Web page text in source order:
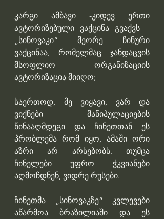
კარგი ამბავი -კიდევ ერთი
ავტორიზებული ვაქცინა გვაქვს –
„სინოვაკი“ მეორე ჩინური
ვაქცინაა, რომელმაც ჯანდაცვის
მსოფლიო ორგანიზაციის
ავტორიზაცია მიიღო;
საერთოდ, მე ვიყავი, ვარ და
ვიქნები მანიპულაციების
წინააღმდეგი და ჩინეთთან ეს
პრობლემა რომ იყო, ამაში ორი
აზრი არ არსებობს. თუმცა
ჩინელები უფრო ჭკვიანები
აღმოჩდნენ, ვიდრე რუსები.
ჩინეთმა „სინოვაკზე“ კვლევები
აწარმოა ბრაზილიაში და ეს